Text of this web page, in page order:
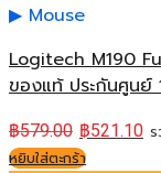
Mouse
Logitech M190
ของแท้ ประกันศูนย์
฿579.00 ฿521.10
หยิบใส่ตะกร้า